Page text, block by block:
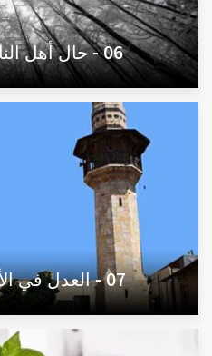
06 - حال أهل النار يوم القيامة .
07 - العدل في الأمراء والقضاة .